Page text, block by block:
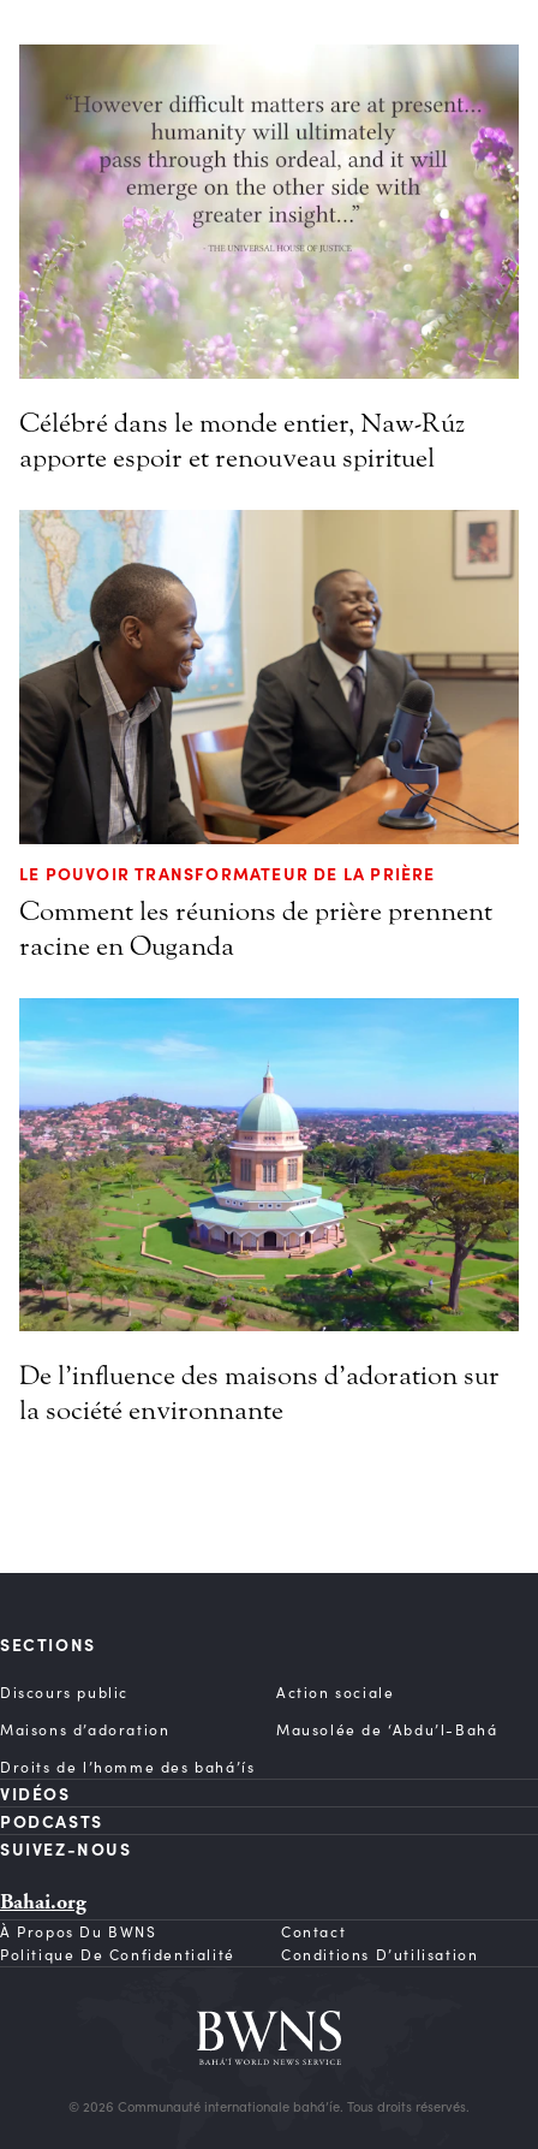
Célébré dans le monde entier, Naw-Rúz
apporte espoir et renouveau spirituel
LE POUVOIR TRANSFORMATEUR DE LA PRIÈRE
Comment les réunions de prière prennent
racine en Ouganda
De l’influence des maisons d’adoration sur
la société environnante
SECTIONS
Discours public
Action sociale
Maisons d’adoration
Mausolée de ‘Abdu’l-Bahá
Droits de l’homme des bahá’ís
VIDÉOS
PODCASTS
SUIVEZ-NOUS
Bahai.org
À Propos Du BWNS
Contact
Politique De Confidentialité
Conditions D’utilisation
© 2026 Communauté internationale bahá’íe. Tous droits réservés.